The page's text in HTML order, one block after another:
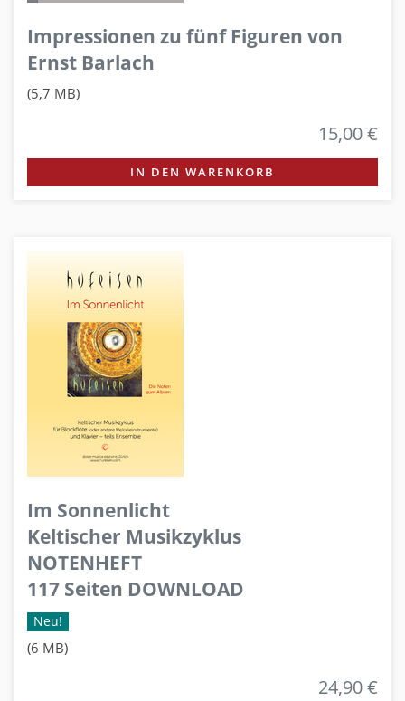
Impressionen zu fünf Figuren von
Ernst Barlach
(5,7 MB)
15,00 €
IN DEN WARENKORB
Im Sonnenlicht
Keltischer Musikzyklus
NOTENHEFT
117 Seiten DOWNLOAD
Neu!
(6 MB)
24,90 €